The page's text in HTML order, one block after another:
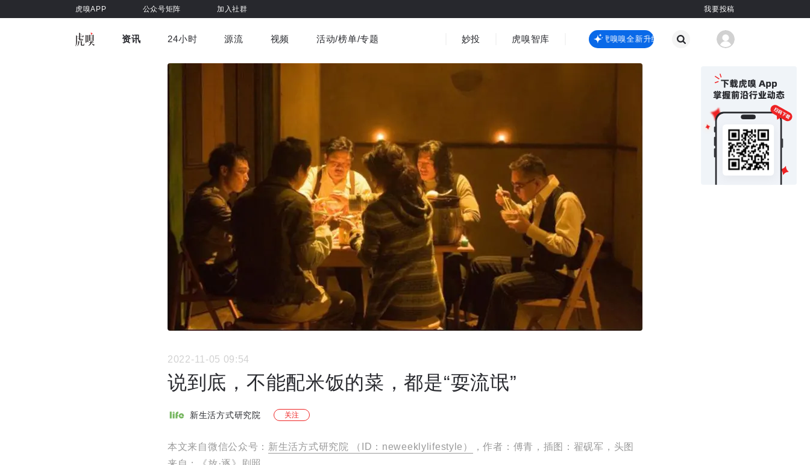
虎嗅APP 公众号矩阵 加入社群 我要投稿
资讯
车与出行 商业消费 社会文化 金融财经 出海
国际热点
24小时 源流 视频 活动/榜单/专题 妙投 虎嗅智库 虎嗅嗅全新升级 虎嗅嗅全新升级
2022-11-05 09:54
说到底，不能配米饭的菜，都是“耍流氓”
新生活方式研究院 关注
本文来自微信公众号： 新生活方式研究院 （ID：neweeklylifestyle）
，作者：傅青，插图：翟砚军，头图